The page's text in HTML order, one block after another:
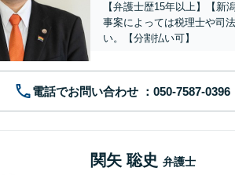
【弁護士歴15年以上】【新
事案によっては税理士や司
い。【分割払い可】
電話でお問い合わせ
関矢 聡史 弁護士